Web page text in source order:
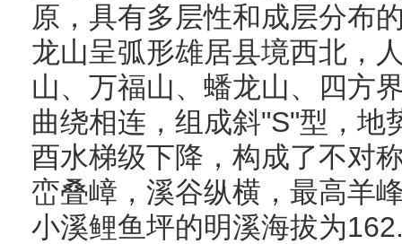
原，具有多层性和成层分布
龙山呈弧形雄居县境西北，
山、万福山、蟠龙山、四方
曲绕相连，组成斜"S"型，地
酉水梯级下降，构成了不对
峦叠嶂，溪谷纵横，最高羊
小溪鲤鱼坪的明溪海拔为